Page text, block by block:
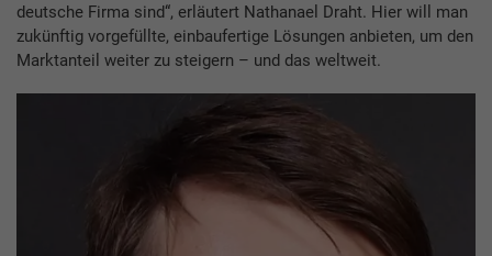
deutsche Firma sind“, erläutert Nathanael Draht. Hier will man
zukünftig vorgefüllte, einbaufertige Lösungen anbieten, um den
Marktanteil weiter zu steigern – und das weltweit.